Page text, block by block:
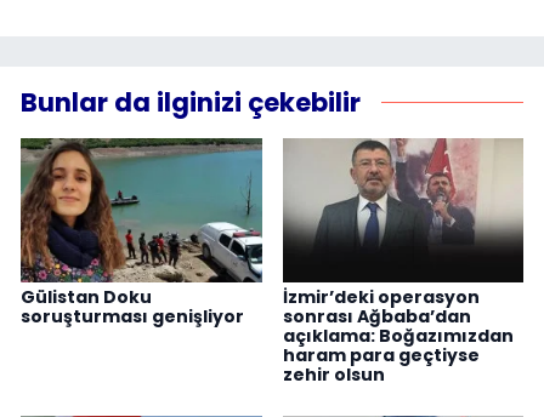
Bunlar da ilginizi çekebilir
Gülistan Doku
soruşturması genişliyor
İzmir’deki operasyon
sonrası Ağbaba’dan
açıklama: Boğazımızdan
haram para geçtiyse
zehir olsun